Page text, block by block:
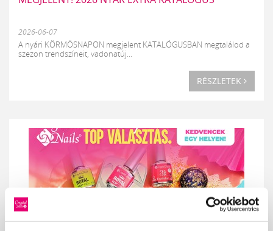
2026-06-07
A nyári KÖRMÖSNAPON megjelent KATALÓGUSBAN megtalálod a
szezon trendszíneit, vadonatúj...
RÉSZLETEK